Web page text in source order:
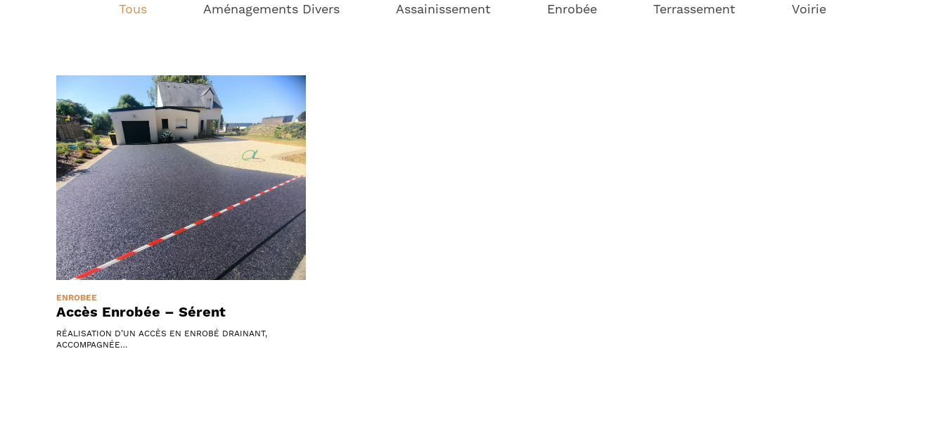
Tous Aménagements Divers Assainissement Enrobée Terrassement Voirie
ENROBÉE
Accès Enrobée – Sérent
RÉALISATION D’UN ACCÈS EN ENROBÉ DRAINANT,
ACCOMPAGNÉE…